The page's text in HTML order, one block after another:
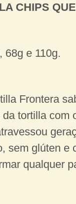
CHIPS
68g e 110g.
Frontera
tortilla com
sem glúten e
qualquer